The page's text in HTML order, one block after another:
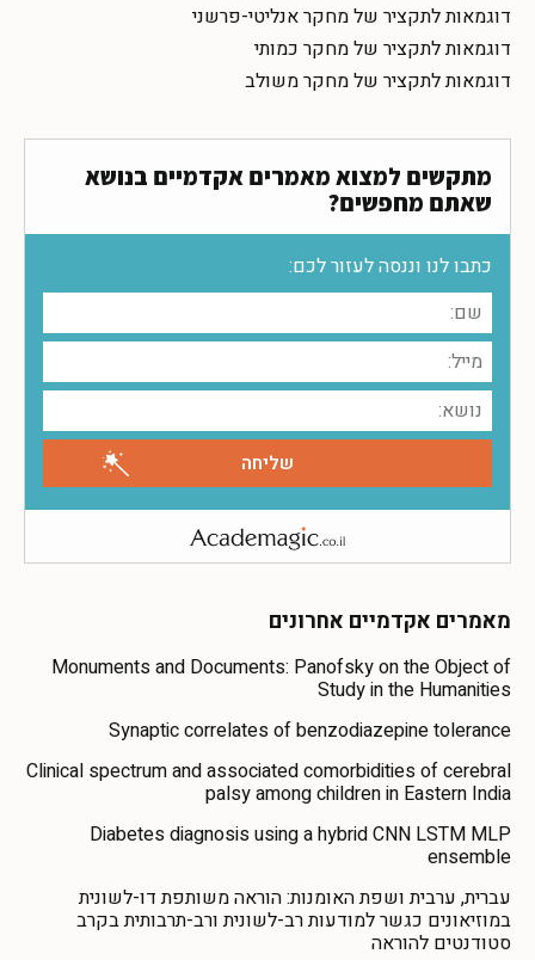
דוגמאות לתקציר של מחקר אנליטי-פרשני
דוגמאות לתקציר של מחקר כמותי
דוגמאות לתקציר של מחקר משולב
מתקשים למצוא מאמרים אקדמיים בנושא
שאתם מחפשים?
כתבו לנו וננסה לעזור לכם:
מאמרים אקדמיים אחרונים
Monuments and Documents: Panofsky on the Object of
Study in the Humanities
Synaptic correlates of benzodiazepine tolerance
Clinical spectrum and associated comorbidities of cerebral
palsy among children in Eastern India
Diabetes diagnosis using a hybrid CNN LSTM MLP
ensemble
עברית, ערבית ושפת האומנות: הוראה משותפת דו-לשונית
במוזיאונים כגשר למודעות רב-לשונית ורב-תרבותית בקרב
סטודנטים להוראה